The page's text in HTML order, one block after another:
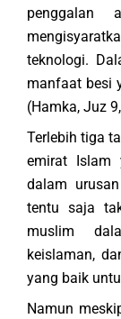
penggalan
teknologi.
manfaat besi
(Hamka, Juz
Terlebih tiga
emirat Islam
dalam
tentu saja
muslim
keislaman,
yang baik
Namun